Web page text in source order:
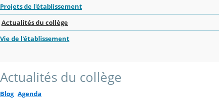
Projets de l'établissement
Actualités du collège
Vie de l'établissement
Actualités du collège
Blog Agenda